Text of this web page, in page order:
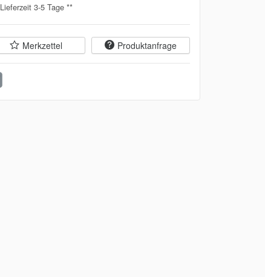
Lieferzeit 3-5 Tage **
Merkzettel Produktanfrage